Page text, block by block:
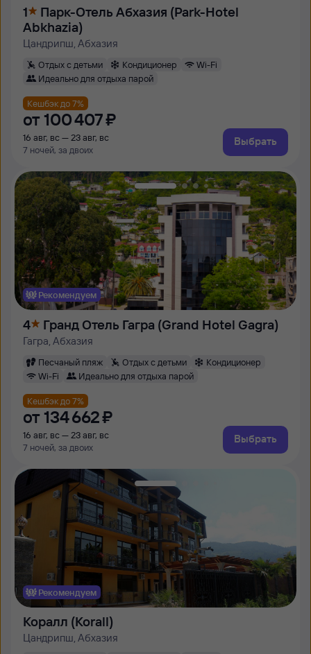
1
Парк-Отель Абхазия (Park-Hotel
Abkhazia)
Цандрипш, Абхазия
Отдых с детьми Кондиционер
Wi-Fi
Идеально для отдыха парой
Кешбэк до 7%
от 100 ⁠407 ⁠₽
16 авг, вс — 23 авг, вс
7 ночей, за двоих
Выбрать
Рекомендуем
4 Гранд Отель Гагра (Grand Hotel Gagra)
Гагра, Абхазия
Песчаный пляж Отдых с детьми
Кондиционер
Wi-Fi
Идеально для отдыха парой
Кешбэк до 7%
от 134 ⁠662 ⁠₽
16 авг, вс — 23 авг, вс
7 ночей, за двоих
Выбрать
Рекомендуем
Коралл (Korall)
Цандрипш, Абхазия